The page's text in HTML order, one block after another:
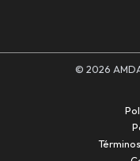
© 2026